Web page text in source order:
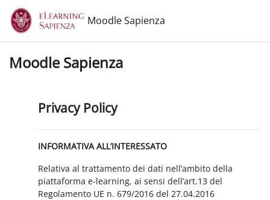
Vai al contenuto principale
Moodle Sapienza
Moodle Sapienza
Privacy Policy
INFORMATIVA ALL’INTERESSATO
Relativa al trattamento dei dati nell’ambito della
piattaforma e-learning, ai sensi dell’art.13 del
Regolamento UE n. 679/2016 del 27.04.2016